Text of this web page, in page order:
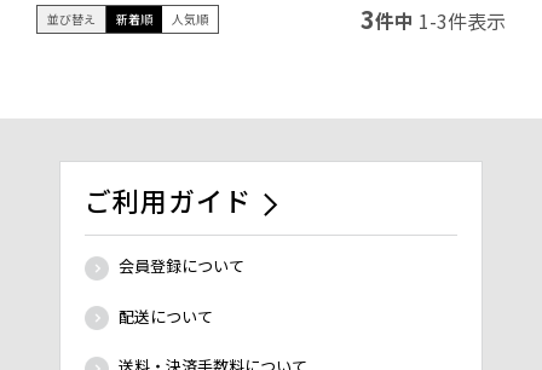
並び替え 新着順 人気順 3件中 1-3件表示
ご利用ガイド
会員登録について
配送について